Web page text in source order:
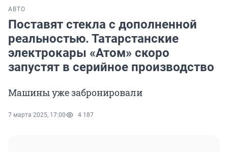
АВТО
Поставят стекла с дополненной
реальностью. Татарстанские
электрокары «Атом» скоро
запустят в серийное производство
Машины уже забронировали
7 марта 2025, 17:00 4 187